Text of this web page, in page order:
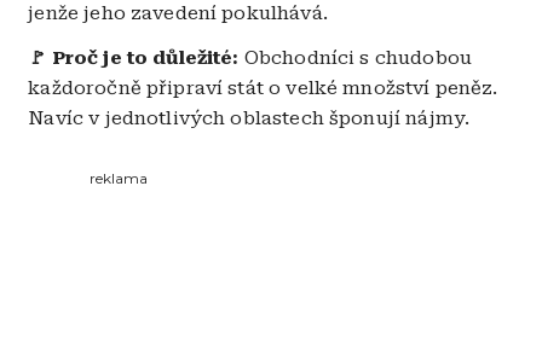
jenže jeho zavedení pokulhává.
🚩 Proč je to důležité: Obchodníci s chudobou
každoročně připraví stát o velké množství peněz.
Navíc v jednotlivých oblastech šponují nájmy.
reklama